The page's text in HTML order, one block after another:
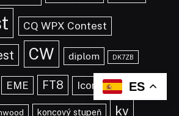
CQ WPX Contest
CW diplom DK7ZB
EME FT8 Icom IOTA
koncový stupeň kv
ES